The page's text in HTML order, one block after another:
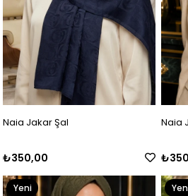
Naia Jakar Şal
₺350,00
Naia
Yeni